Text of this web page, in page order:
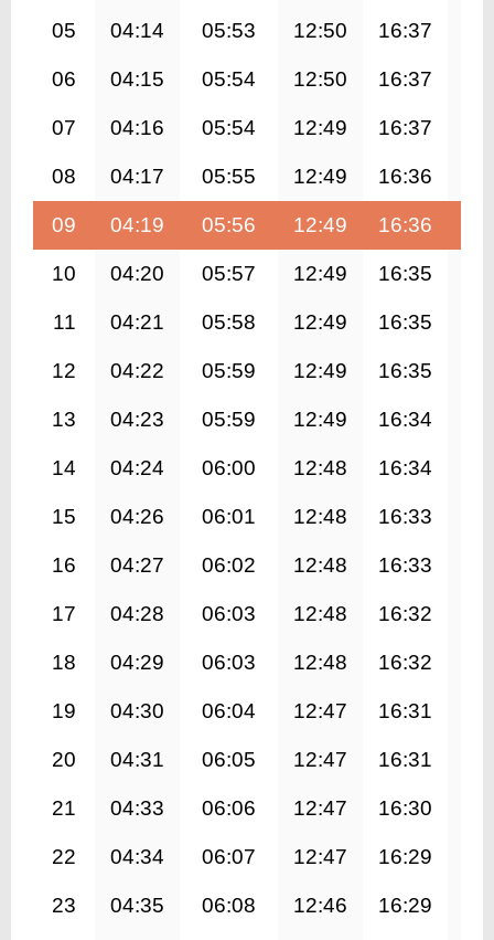
05 04:14 05:53 12:50 16:37
06 04:15 05:54 12:50 16:37
07 04:16 05:54 12:49 16:37
08 04:17 05:55 12:49 16:36
09 04:19 05:56 12:49 16:36
10 04:20 05:57 12:49 16:35
11 04:21 05:58 12:49 16:35
12 04:22 05:59 12:49 16:35
13 04:23 05:59 12:49 16:34
14 04:24 06:00 12:48 16:34
15 04:26 06:01 12:48 16:33
16 04:27 06:02 12:48 16:33
17 04:28 06:03 12:48 16:32
18 04:29 06:03 12:48 16:32
19 04:30 06:04 12:47 16:31
20 04:31 06:05 12:47 16:31
21 04:33 06:06 12:47 16:30
22 04:34 06:07 12:47 16:29
23 04:35 06:08 12:46 16:29